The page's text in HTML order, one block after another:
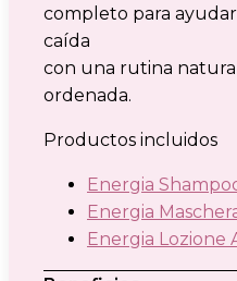
completo para
caída
con una rutina
ordenada.
Productos incluidos
Energia
Energia
Energia Lozione